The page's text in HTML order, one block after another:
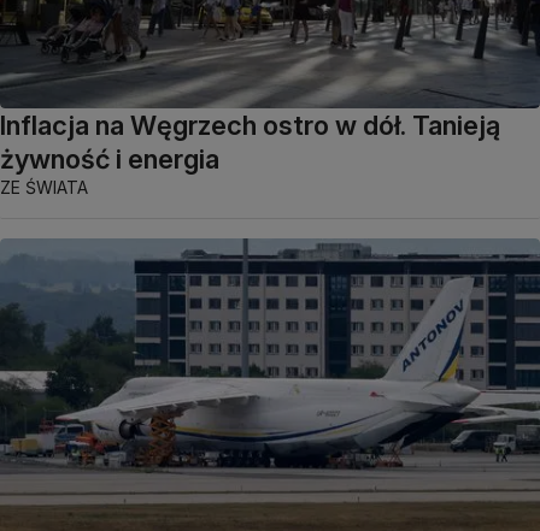
Inflacja na Węgrzech ostro w dół. Tanieją
żywność i energia
ZE ŚWIATA